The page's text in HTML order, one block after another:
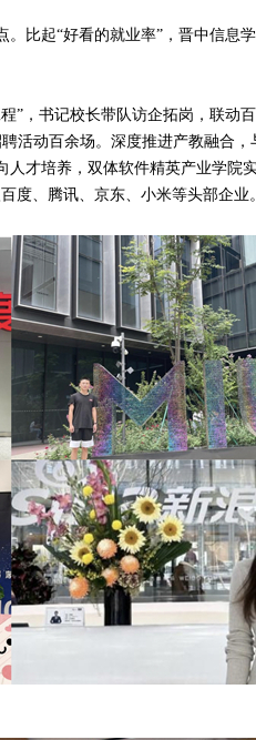
比起“好看的就业率”，晋中信息
，书记校长带队访企拓岗，联动
活动百余场。深度推进产教融合
人才培养，双体软件精英产业学院
度、腾讯、京东、小米等头部企业